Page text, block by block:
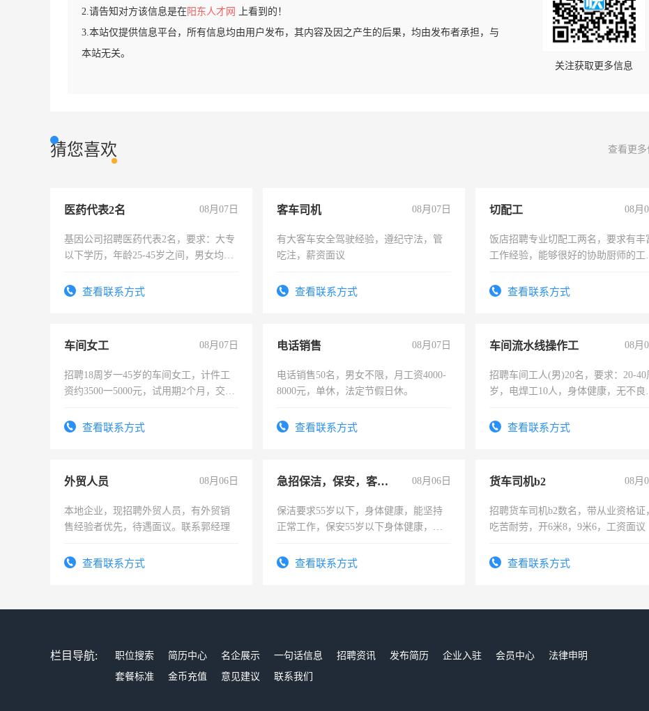
2.请告知对方该信息是在阳东人才网
上看到的！
3.本站仅提供信息平台，所有信息均由用户发布，其内容及因之产生的后果，均由发布者承担，与
本站无关。
关注获取更多信息
猜您喜欢 查看更多
医药代表2名 08月07日
基因公司招聘医药代表2名，要求：大专
以下学历，年龄25-45岁之间，男女均
表或者有医学资质的优先，底薪+绩效，
查看联系方式
客车司机 08月07日
有大客车安全驾驶经验，遵纪守法，管
吃注，薪资面议
查看联系方式
切配工 08月
饭店招聘专业切配工两名，要求有丰
工作经验，能够很好的协助厨师的工
4500。查看联系方式
车间女工 08月07日
招聘18周岁一45岁的车间女工，计件工
资约3500一5000元，试用期2个月，交五
查看联系方式
电话销售 08月07日
电话销售50名，男女不限，月工资4000-
8000元，单休，法定节假日休。
查看联系方式
车间流水线操作工 08月
招聘车间工人(男)20名，要求：20-40
岁，电焊工10人，身体健康，无不良
宿，免费发放劳保用品，两班倒，每
查看联系方式
外贸人员 08月06日
本地企业，现招聘外贸人员，有外贸销
售经验者优先，待遇面议。联系郭经理
查看联系方式
急招保洁，保安，客服，工程 08月06日
保洁要求55岁以下，身体健康，能坚持
正常工作，保安55岁以下身体健康，有
录，客服要求45岁以下高中以上文化，
查看联系方式
货车司机b2 08月
招聘货车司机b2数名，带从业资格证
吃苦耐劳，开6米8，9米6，工资面议
查看联系方式
栏目导航: 职位搜索 简历中心 名企展示 一句话信息 招聘资讯 发布简历 企业入驻 会员中心
法律申明
套餐标准
金币充值 意见建议 联系我们